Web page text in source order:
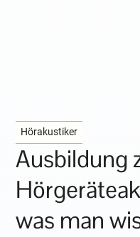
Hörakustiker
Ausbildung
was man